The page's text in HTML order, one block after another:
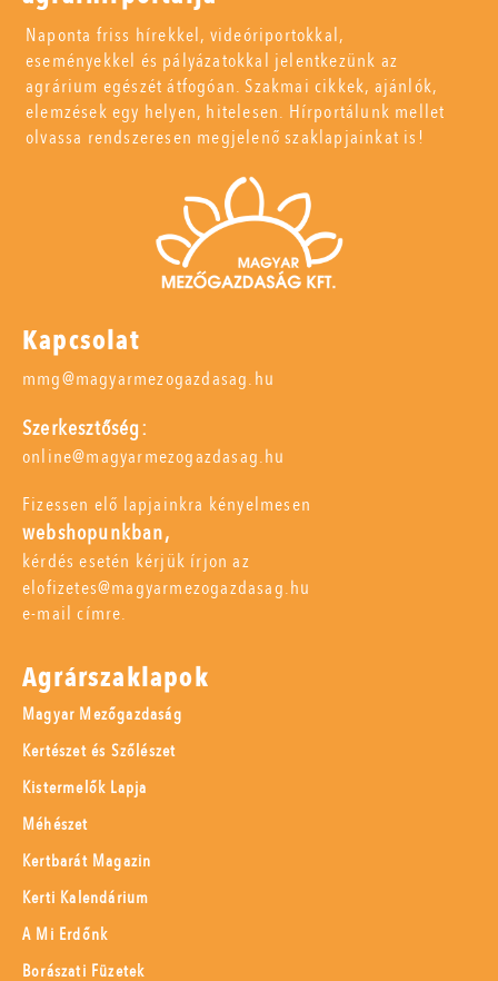
Naponta friss hírekkel, videóriportokkal,
eseményekkel és pályázatokkal jelentkezünk az
agrárium egészét átfogóan. Szakmai cikkek, ajánlók,
elemzések egy helyen, hitelesen. Hírportálunk mellet
olvassa rendszeresen megjelenő szaklapjainkat is!
Kapcsolat
mmg@magyarmezogazdasag.hu
Szerkesztőség:
online@magyarmezogazdasag.hu
Fizessen elő lapjainkra kényelmesen
webshopunkban,
kérdés esetén kérjük írjon az
elofizetes@magyarmezogazdasag.hu
e-mail címre.
Agrárszaklapok
Magyar Mezőgazdaság
Kertészet és Szőlészet
Kistermelők Lapja
Méhészet
Kertbarát Magazin
Kerti Kalendárium
A Mi Erdőnk
Borászati Füzetek